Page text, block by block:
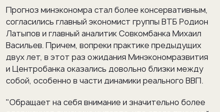
Прогноз минэкономра стал более консервативным,
согласились главный экономист группы ВТБ Родион
Латыпов и главный аналитик Совкомбанка Михаил
Васильев. Причем, вопреки практике предыдущих
двух лет, в этот раз ожидания Минэкономразвития
и Центробанка оказались довольно близки между
собой, особенно в части динамики реального ВВП.
"Обращает на себя внимание и значительно более